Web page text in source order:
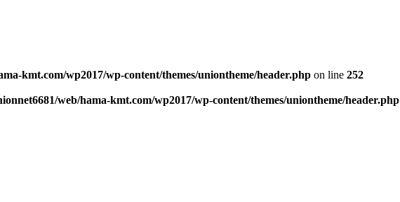
kmt.com/wp2017/wp-content/themes/uniontheme/header.php on line 252
web/hama-kmt.com/wp2017/wp-content/themes/uniontheme/header.php